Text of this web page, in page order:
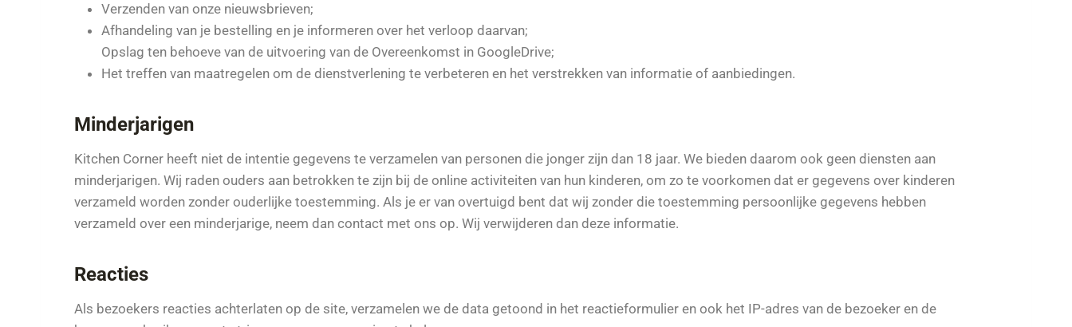
Verzenden van onze nieuwsbrieven;
Afhandeling van je bestelling en je informeren over het verloop daarvan;
Opslag ten behoeve van de uitvoering van de Overeenkomst in GoogleDrive;
Het treffen van maatregelen om de dienstverlening te verbeteren en het verstrekken van informatie of aanbiedingen.
Minderjarigen
Kitchen Corner heeft niet de intentie gegevens te verzamelen van personen die jonger zijn dan 18 jaar. We bieden daarom ook geen diensten aan
minderjarigen. Wij raden ouders aan betrokken te zijn bij de online activiteiten van hun kinderen, om zo te voorkomen dat er gegevens over kinderen
verzameld worden zonder ouderlijke toestemming. Als je er van overtuigd bent dat wij zonder die toestemming persoonlijke gegevens hebben
verzameld over een minderjarige, neem dan contact met ons op. Wij verwijderen dan deze informatie.
Reacties
Als bezoekers reacties achterlaten op de site, verzamelen we de data getoond in het reactieformulier en ook het IP-adres van de bezoeker en de